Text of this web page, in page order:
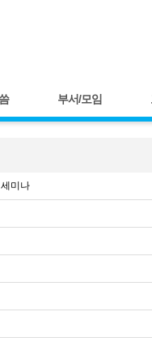
부서/모임
미나